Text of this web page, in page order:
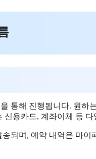
통해 진행됩니다. 원하
용카드, 계좌이체 등
되며, 예약 내역은 마